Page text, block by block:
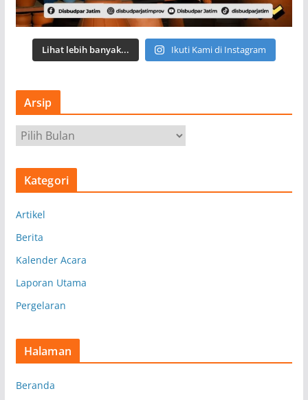
Lihat lebih banyak... Ikuti Kami di Instagram
Arsip
r
s
Kategori
Artikel
Berita
Kalender Acara
Laporan Utama
Pergelaran
Halaman
Beranda